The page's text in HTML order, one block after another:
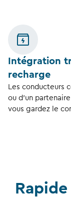
Intégration
recharge
Les conducteurs
ou d’un
vous gardez le